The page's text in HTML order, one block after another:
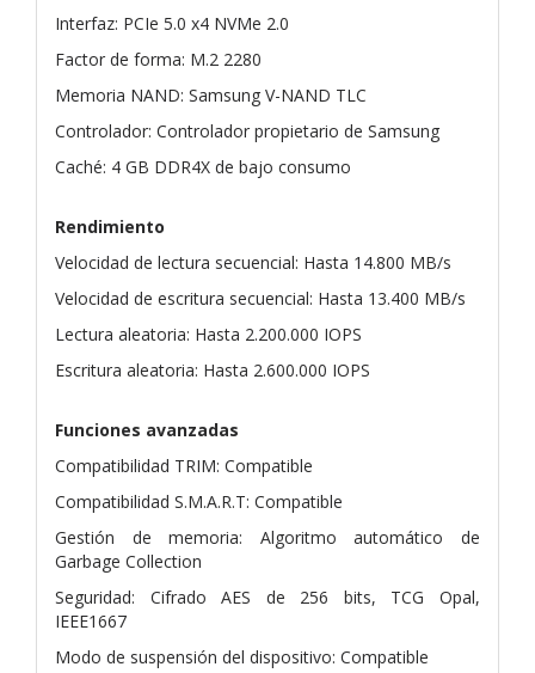
Interfaz: PCIe 5.0 x4 NVMe 2.0
Factor de forma: M.2 2280
Memoria NAND: Samsung V-NAND TLC
Controlador: Controlador propietario de Samsung
Caché: 4 GB DDR4X de bajo consumo
Rendimiento
Velocidad de lectura secuencial: Hasta 14.800 MB/s
Velocidad de escritura secuencial: Hasta 13.400 MB/s
Lectura aleatoria: Hasta 2.200.000 IOPS
Escritura aleatoria: Hasta 2.600.000 IOPS
Funciones avanzadas
Compatibilidad TRIM: Compatible
Compatibilidad S.M.A.R.T: Compatible
Gestión de memoria: Algoritmo automático de
Garbage Collection
Seguridad: Cifrado AES de 256 bits, TCG Opal,
IEEE1667
Modo de suspensión del dispositivo: Compatible